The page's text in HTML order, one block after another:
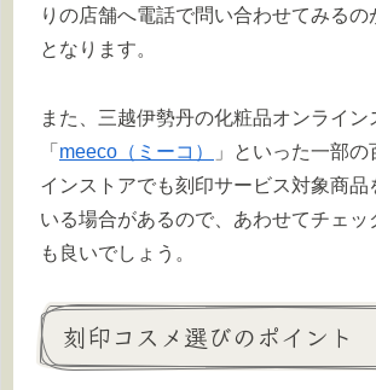
りの店舗へ電話で問い合わせてみるの
となります。
また、三越伊勢丹の化粧品オンライン
「 meeco（ミーコ）
」といった一部
インストアでも刻印サービス対象商品
いる場合があるので、あわせてチェッ
も良いでしょう。
刻印コスメ選びのポイント